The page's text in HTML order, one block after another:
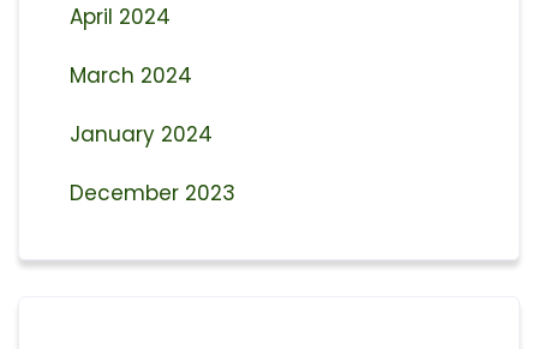
April 2024
March 2024
January 2024
December 2023